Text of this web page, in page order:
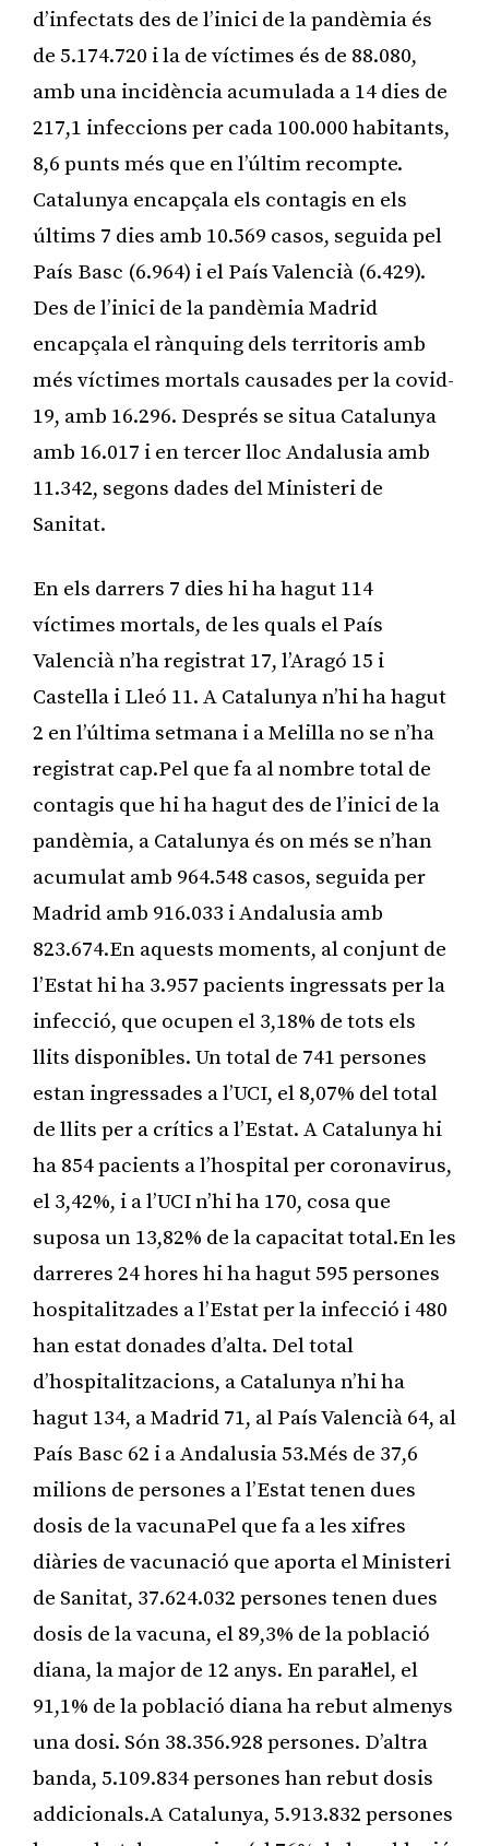
d’infectats des de l’inici de la pandèmia és
de 5.174.720 i la de víctimes és de 88.080,
amb una incidència acumulada a 14 dies de
217,1 infeccions per cada 100.000 habitants,
8,6 punts més que en l’últim recompte.
Catalunya encapçala els contagis en els
últims 7 dies amb 10.569 casos, seguida pel
País Basc (6.964) i el País Valencià (6.429).
Des de l’inici de la pandèmia Madrid
encapçala el rànquing dels territoris amb
més víctimes mortals causades per la covid-
19, amb 16.296. Després se situa Catalunya
amb 16.017 i en tercer lloc Andalusia amb
11.342, segons dades del Ministeri de
Sanitat.
En els darrers 7 dies hi ha hagut 114
víctimes mortals, de les quals el País
Valencià n’ha registrat 17, l’Aragó 15 i
Castella i Lleó 11. A Catalunya n’hi ha hagut
2 en l’última setmana i a Melilla no se n’ha
registrat cap.Pel que fa al nombre total de
contagis que hi ha hagut des de l’inici de la
pandèmia, a Catalunya és on més se n’han
acumulat amb 964.548 casos, seguida per
Madrid amb 916.033 i Andalusia amb
823.674.En aquests moments, al conjunt de
l’Estat hi ha 3.957 pacients ingressats per la
infecció, que ocupen el 3,18% de tots els
llits disponibles. Un total de 741 persones
estan ingressades a l’UCI, el 8,07% del total
de llits per a crítics a l’Estat. A Catalunya hi
ha 854 pacients a l’hospital per coronavirus,
el 3,42%, i a l’UCI n’hi ha 170, cosa que
suposa un 13,82% de la capacitat total.En les
darreres 24 hores hi ha hagut 595 persones
hospitalitzades a l’Estat per la infecció i 480
han estat donades d’alta. Del total
d’hospitalitzacions, a Catalunya n’hi ha
hagut 134, a Madrid 71, al País Valencià 64, al
País Basc 62 i a Andalusia 53.Més de 37,6
milions de persones a l’Estat tenen dues
dosis de la vacunaPel que fa a les xifres
diàries de vacunació que aporta el Ministeri
de Sanitat, 37.624.032 persones tenen dues
dosis de la vacuna, el 89,3% de la població
diana, la major de 12 anys. En paral·lel, el
91,1% de la població diana ha rebut almenys
una dosi. Són 38.356.928 persones. D’altra
banda, 5.109.834 persones han rebut dosis
addicionals.A Catalunya, 5.913.832 persones